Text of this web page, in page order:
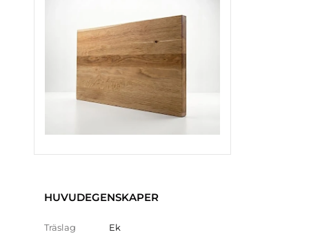
HUVUDEGENSKAPER
Träslag Ek